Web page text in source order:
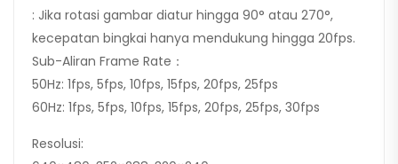
: Jika rotasi gambar diatur hingga 90° atau 270°,
kecepatan bingkai hanya mendukung hingga 20fps.
Sub-Aliran Frame Rate：
50Hz: 1fps, 5fps, 10fps, 15fps, 20fps, 25fps
60Hz: 1fps, 5fps, 10fps, 15fps, 20fps, 25fps, 30fps
Resolusi: